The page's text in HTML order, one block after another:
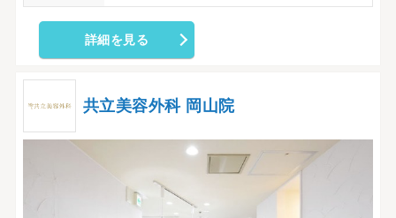
詳細を見る
共立美容外科 岡山院